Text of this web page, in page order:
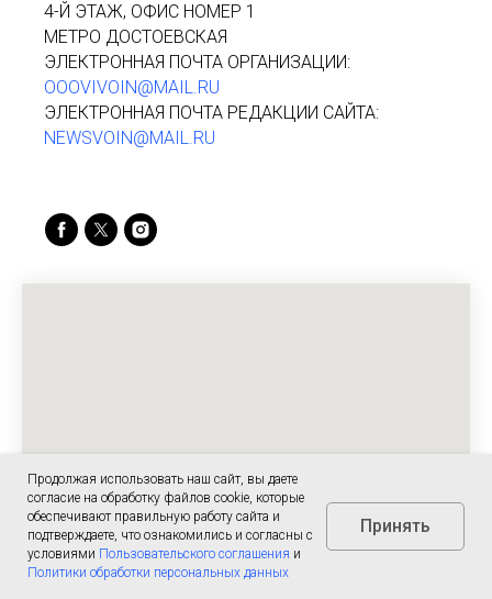
4-Й ЭТАЖ, ОФИС НОМЕР 1
МЕТРО ДОСТОЕВСКАЯ
ЭЛЕКТРОННАЯ ПОЧТА ОРГАНИЗАЦИИ:
OOOVIVOIN@MAIL.RU
ЭЛЕКТРОННАЯ ПОЧТА РЕДАКЦИИ САЙТА:
NEWSVOIN@MAIL.RU
Продолжая использовать наш сайт, вы даете
согласие на обработку файлов cookie, которые
обеспечивают правильную работу сайта и
подтверждаете, что ознакомились и согласны с
условиями Пользовательского соглашения и
Политики обработки персональных данных
Принять